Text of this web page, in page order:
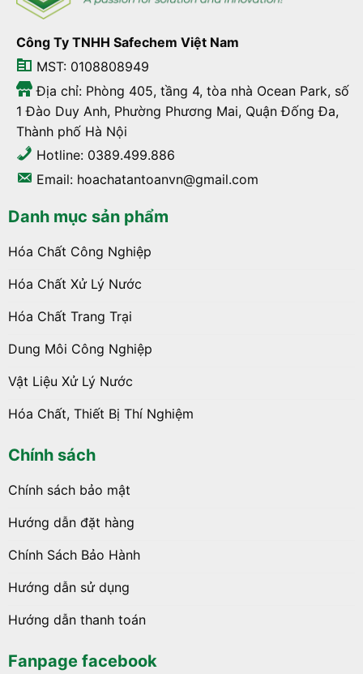
Công Ty TNHH Safechem Việt Nam
MST: 0108808949
Địa chỉ: Phòng 405, tầng 4, tòa nhà Ocean Park, số
1 Đào Duy Anh, Phường Phương Mai, Quận Đống Đa,
Thành phố Hà Nội
Hotline: 0389.499.886
Email: hoachatantoanvn@gmail.com
Danh mục sản phẩm
Hóa Chất Công Nghiệp
Hóa Chất Xử Lý Nước
Hóa Chất Trang Trại
Dung Môi Công Nghiệp
Vật Liệu Xử Lý Nước
Hóa Chất, Thiết Bị Thí Nghiệm
Chính sách
Chính sách bảo mật
Hướng dẫn đặt hàng
Chính Sách Bảo Hành
Hướng dẫn sử dụng
Hướng dẫn thanh toán
Fanpage facebook